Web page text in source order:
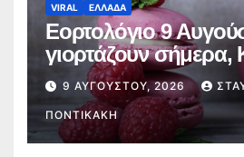
VIRAL ΕΛΛΑΔΑ
Εορτολόγιο 9
γιορτάζουν σήμερα,
9 ΑΥΓΟΎΣΤΟΥ, 2026
ΠΟΝΤΙΚΆΚΗ